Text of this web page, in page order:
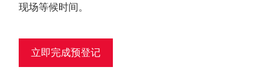
现场等候时间。
立即完成预登记